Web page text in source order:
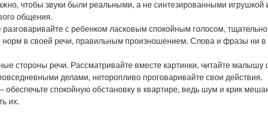
чтобы звуки были реальными, а не синтезированными игрушкой
общения.
с ребенком ласковым спокойным голосом,
норм в своей речи, правильным произношением. Слова и фразы ни
стороны речи. Рассматривайте вместе картинки, читайте малышу
делами, неторопливо проговаривайте свои действия.
обеспечьте спокойную обстановку в квартире, ведь шум и крик
их.